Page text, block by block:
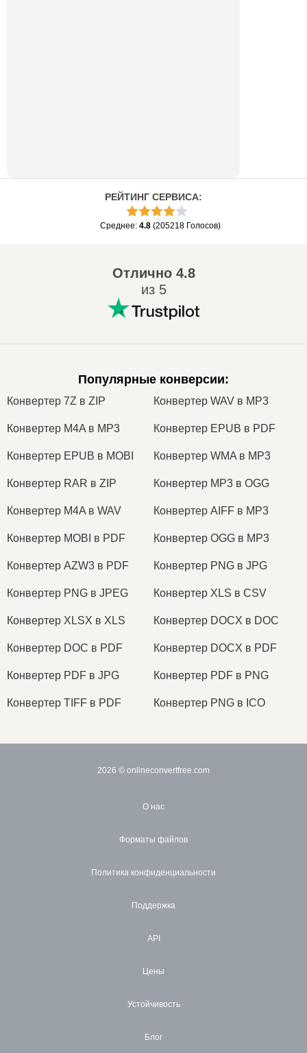
РЕЙТИНГ СЕРВИСА:
Среднее: 4.8 (205218 Голосов)
Отлично4.8
из 5
Популярные конверсии:
Конвертер 7Z в ZIP Конвертер WAV в MP3
Конвертер M4A в MP3 Конвертер EPUB в PDF
Конвертер EPUB в MOBI Конвертер WMA в MP3
Конвертер RAR в ZIP Конвертер MP3 в OGG
Конвертер M4A в WAV Конвертер AIFF в MP3
Конвертер MOBI в PDF Конвертер OGG в MP3
Конвертер AZW3 в PDF Конвертер PNG в JPG
Конвертер PNG в JPEG Конвертер XLS в CSV
Конвертер XLSX в XLS Конвертер DOCX в DOC
Конвертер DOC в PDF Конвертер DOCX в PDF
Конвертер PDF в JPG Конвертер PDF в PNG
Конвертер TIFF в PDF Конвертер PNG в ICO
2026 © onlineconvertfree.com
О нас
Форматы файлов
Политика конфиденциальности
Поддержка
API
Цены
Устойчивость
Блог